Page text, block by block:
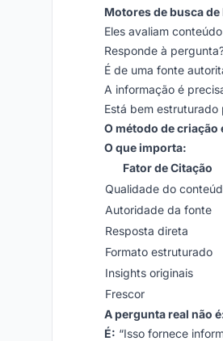
Motores de busca
Eles avaliam
Responde à
É de uma fonte
A informação é
Está bem estruturado
O método de criação
O que importa:
Fator de Citação
Qualidade do
Autoridade da fonte
Resposta direta
Formato estruturado
Insights originais
Frescor
A pergunta real não
É: “Isso fornece